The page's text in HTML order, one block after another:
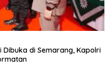
Dibuka di Semarang, Kapolri